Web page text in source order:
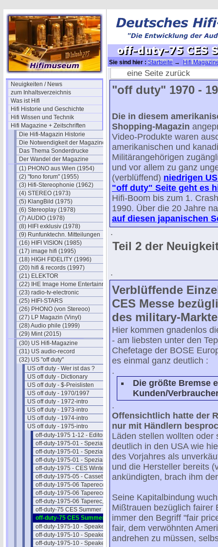
Neuigkeiten / News
zum Inhaltsverzeichnis
Was ist Hifi
Hifi Historie und Geschichte
Hifi Wissen und Technik
Hifi Magazine + Zeitschriften
Die Hifi-Magazin Historie
Die Notwendigkeit der Magazine
Das Thema Sonderdrucke
Der Wandel der Magazine
(1) PHONO aus Wien (1954)
(2) "fono forum" (1955)
(3) Hifi-Stereophonie (1962)
(4) STEREO (1973)
(5) KlangBild (1975)
(6) Stereoplay (1978)
(7) AUDIO (1978)
(8) HIFI exklusiv (1978)
(9) Runfunktechn. Mitteilungen
(16) HIFI VISION (1985)
(17) image hifi (1995)
(18) HIGH FIDELITY (1996)
(20) hifi & records (1997)
(21) ELEKTOR
(22) IHE Image Home Entertainment
(23) radio-tv-electronic
(25) HIFI-STARS
(26) PHONO (von Stereoo)
(27) LP Magazin (Vinyl)
(28) Audio phile (1999)
(29) Mint (2015)
(30) US Hifi-Magazine
(31) US audio-record
(32) US "off duty"
US off duty - Wer ist das ?
US off duty - Dictionary
US off duty - $-Preislisten
US off duty - 1970/1997
US off duty - 1972-intro
US off duty - 1973-intro
US off duty - 1974-intro
US off duty - 1975-intro
off-duty-1975 1-12 - Editorials
off-duty-1975-01 - Spezial-Hifi I
off-duty-1975-01 - Spezial-Hifi II
off-duty-1975-01 - Spezial-Hifi III
off-duty-1975 - CES Winter NEWS
off-duty-1975-05 - Cassettengeräte
off-duty-1975-06 Taperecorder I
off-duty-1975-06 Taperecorder II
off-duty-1975-06 Taperec, Preise
off-duty-75 CES Summer NEWS 1
off-duty-75 CES Summer NEWS 2
off-duty-1975-10 - Speaker Intro
off-duty-1975-10 - Speaker Liste
off-duty-1975-10 - Speaker Preise
Sie sind hier : Startseite →
Hifi
off-duty-75 CES Summer NEWS 2
eine Seite zurück
"off duty" 1970 -
Die in diesem
Shopping-Magazin
Video-Produkte waren
amerikanischen und
Militärangehörigen
und vor allem zu ganz
(verblüffend) niedrigen
"off duty" Seite geht es
Hifi-Boom bis zum 1.
1990. Über die 20 Jahre
auf diesen japanischen
.
Teil 2 der
.
Verblüffende
CES Messe
des military-
Hier kommen gnadenlos
- am liebsten unter den
Chefetage der BOSE
es einmal ganz deutlich :
.
Die größte Bremse
Kunden/
.
Offensichtlich hatte der
nur mit Händlern
Läden stellen wollten
deutlich in den USA wie
des Vorjahres als
und die Hersteller bereits
ankündigten, brach ihm
Seine Kapitalbindung
Mißtrauen bezüglich fairer
immer den Begriff "fair
fair, dem verwöhnten
andrehen zu müssen,